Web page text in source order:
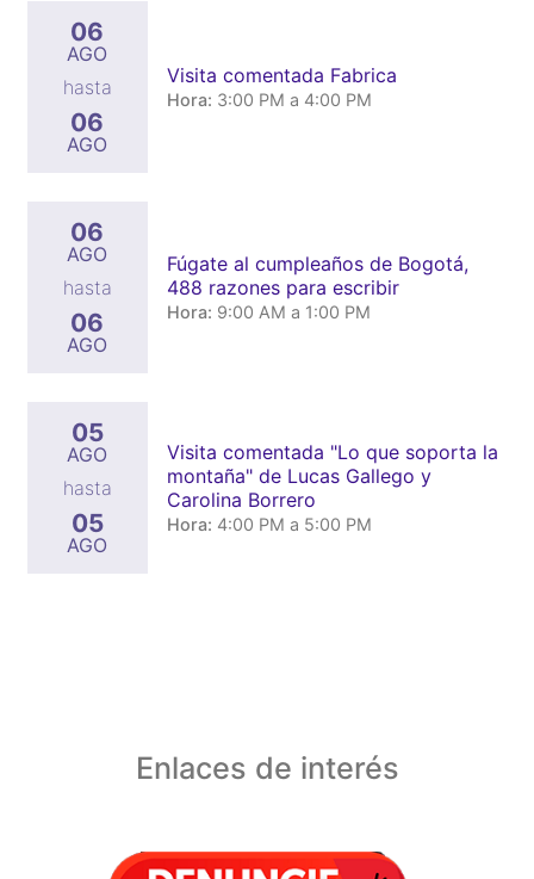
06
AGO
hasta
06
AGO
Visita comentada Fabrica
Hora: 3:00 PM a 4:00 PM
06
AGO
hasta
06
AGO
Fúgate al cumpleaños de Bogotá,
488 razones para escribir
Hora: 9:00 AM a 1:00 PM
05
AGO
hasta
05
AGO
Visita comentada "Lo que soporta la
montaña" de Lucas Gallego y
Carolina Borrero
Hora: 4:00 PM a 5:00 PM
Enlaces de interés